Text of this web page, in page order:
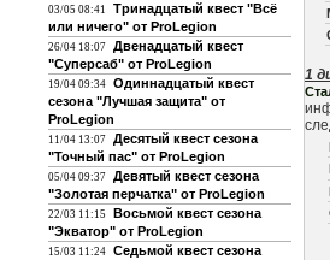
03/05 08:41
Тринадцатый квест "Всё
или ничего" от ProLegion
26/04 18:07 Двенадцатый квест
"Суперсаб" от ProLegion
19/04 09:34 Одиннадцатый квест
сезона "Лучшая защита" от
ProLegion
11/04 13:07 Десятый квест сезона
"Точный пас" от ProLegion
05/04 09:37 Девятый квест сезона
"Золотая перчатка" от ProLegion
22/03 11:15
Восьмой квест сезона
"Экватор" от ProLegion
15/03 11:24 Седьмой квест сезона
1